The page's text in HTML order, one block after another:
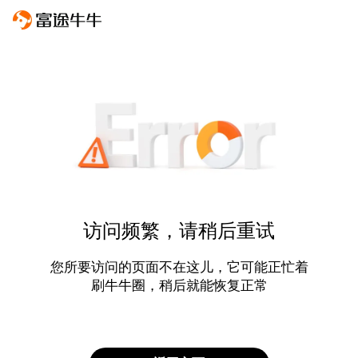
访问频繁，请稍后重试
您所要访问的页面不在这儿，它可能正忙着
刷牛牛圈，稍后就能恢复正常